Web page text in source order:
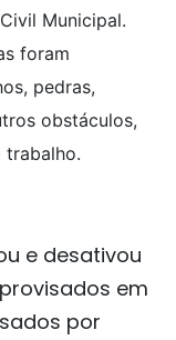
Municipal.
foram
pedras,
obstáculos,
e desativou
em
por